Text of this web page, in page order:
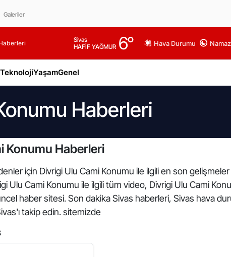
Galeriler
Sivas
HAFİF YAĞMUR 6° Hava Durumu
TeknolojiYaşamGenel
Haberleri
Konumu Haberleri
için Divrigi Ulu Cami Konumu ile ilgili en son
Ulu Cami Konumu ile ilgili tüm video, Divrigi Ulu Cami
haber sitesi. Son dakika Sivas haberleri, Sivas hava
takip edin. sitemizde